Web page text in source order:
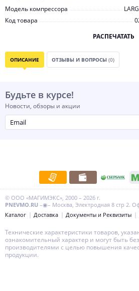
Модель компрессора
Код товара
РАСПЕЧАТАТЬ
ОПИСАНИЕ ОТЗЫВЫ И ВОПРОСЫ (0)
Будьте в курсе!
Новости, обзоры и акции
© ООО «МАГИМЭКС», 2000 – 2026 г.
PNEVMO.RU –◉– Москва, Электродная 8 стр 2.
Каталог
Доставка Документы и Реквизиты
Технические характеристики товаров,
ознакомительный характер и могут быть
производителями с целью повышения
продукции.